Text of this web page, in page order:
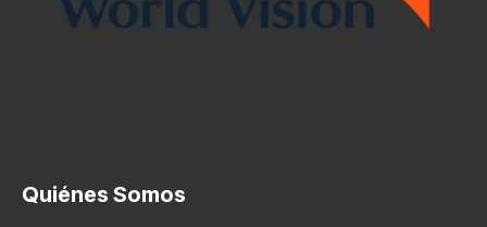
Quiénes Somos